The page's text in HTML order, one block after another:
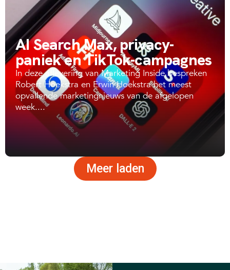
AI Search Max, privacy-
paniek en TikTok-campagnes
In deze aflevering van Marketing Inside bespreken
Robert Hoekstra en Erwin Hoekstra het meest
opvallende marketingnieuws van de afgelopen
week....
Meer laden